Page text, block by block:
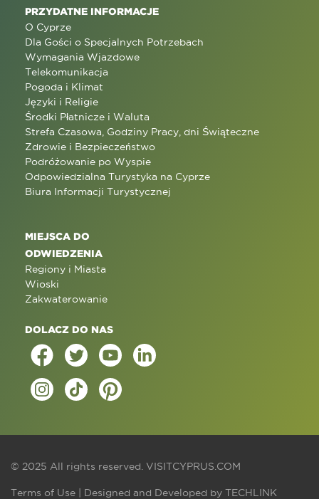
PRZYDATNE INFORMACJE
O Cyprze
Dla Gości o Specjalnych Potrzebach
Wymagania Wjazdowe
Telekomunikacja
Pogoda i Klimat
Języki i Religie
Środki Płatnicze i Waluta
Strefa Czasowa, Godziny Pracy, dni Świąteczne
Zdrowie i Bezpieczeństwo
Podróżowanie po Wyspie
Odpowiedzialna Turystyka na Cyprze
Biura Informacji Turystycznej
MIEJSCA DO
ODWIEDZENIA
Regiony i Miasta
Wioski
Zakwaterowanie
DOLACZ DO NAS
© 2025 All rights reserved. VISITCYPRUS.COM
Terms of Use | Designed and Developed by TECHLINK